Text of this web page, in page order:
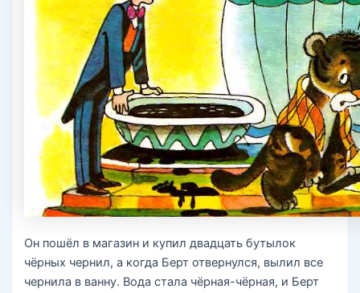
Он пошёл в магазин и купил двадцать бутылок
чёрных чернил, а когда Берт отвернулся, вылил все
чернила в ванну. Вода стала чёрная-чёрная, и Берт